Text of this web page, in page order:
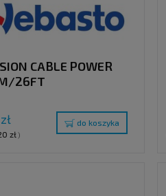
CABLE POWER
26FT
zł)
do koszyka